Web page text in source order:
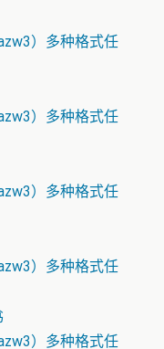
）多种格式任
）多种格式任
）多种格式任
）多种格式任
）多种格式任